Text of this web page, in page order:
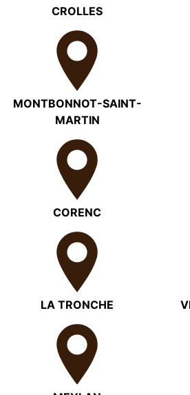
CROLLES
MONTBONNOT-SAINT-
MARTIN
CORENC
LA TRONCHE